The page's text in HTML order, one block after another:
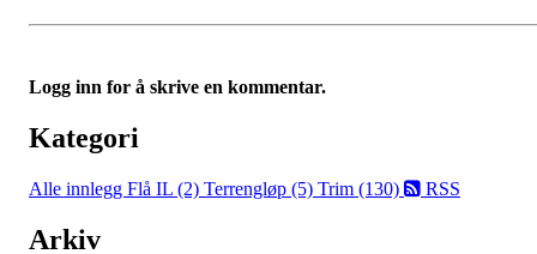
Logg inn for å skrive en kommentar.
Kategori
Alle innlegg Flå IL (2) Terrengløp (5) Trim (130) RSS
Arkiv